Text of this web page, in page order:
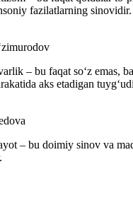
fazilatlarning sinovidir.
– bu faqat so‘z emas,
aks etadigan
– bu doimiy sinov va